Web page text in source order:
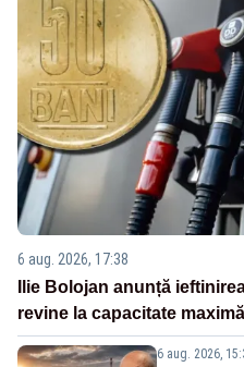
6 aug. 2026, 17:38
Ilie Bolojan anunță
revine la capacitate maximă
6 aug. 2026,